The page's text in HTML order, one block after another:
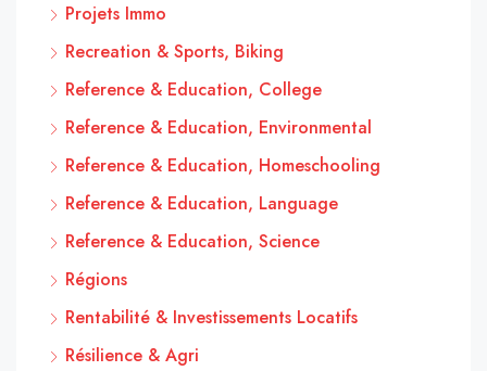
Projets Immo
Recreation & Sports, Biking
Reference & Education, College
Reference & Education, Environmental
Reference & Education, Homeschooling
Reference & Education, Language
Reference & Education, Science
Régions
Rentabilité & Investissements Locatifs
Résilience & Agri